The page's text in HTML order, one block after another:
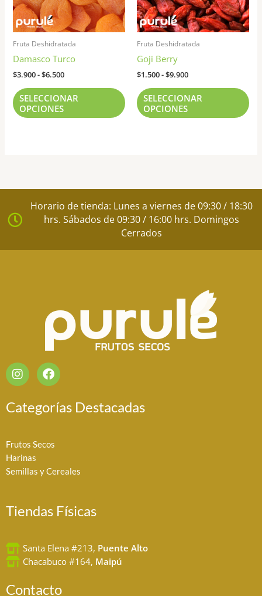
Fruta Deshidratada
Damasco Turco
$3.900-$6.500
SELECCIONAR
OPCIONES
opciones
pueden
elegir
página
de
producto
Fruta Deshidratada
Goji Berry
$1.500-$9.900
SELECCIONAR
OPCIONES
se
de
Horario de tienda: Lunes a viernes de 09:30 / 18:30
hrs. Sábados de 09:30 / 16:00 hrs. Domingos
Cerrados
I
n
s
t
a
r
a
m
F
a
c
e
b
k
Categorías Destacadas
Frutos Secos
Harinas
Semillas y Cereales
Tiendas Físicas
Santa Elena #213, Puente Alto
Chacabuco #164, Maipú
Contacto